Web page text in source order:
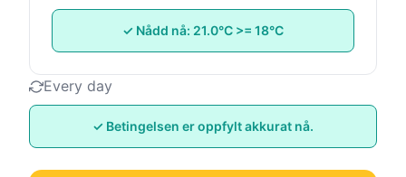
✓ Nådd nå: 21.0°C >= 18°C
Every day
✓ Betingelsen er oppfylt akkurat nå.